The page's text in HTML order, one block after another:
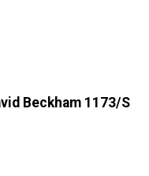
Beckham 1173/S